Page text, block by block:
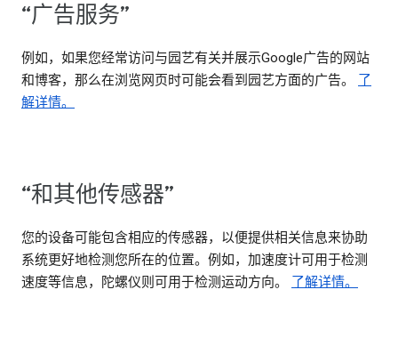
“广告服务”
例如，如果您经常访问与园艺有关并展示Google广告的网站
和博客，那么在浏览网页时可能会看到园艺方面的广告。 了
解详情。
“和其他传感器”
您的设备可能包含相应的传感器，以便提供相关信息来协助
系统更好地检测您所在的位置。例如，加速度计可用于检测
速度等信息，陀螺仪则可用于检测运动方向。 了解详情。